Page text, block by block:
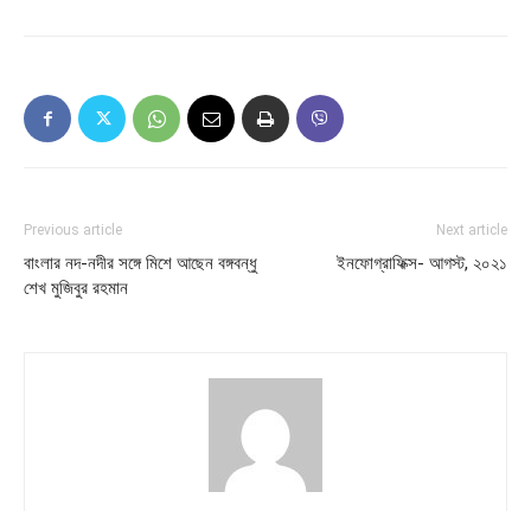
Previous article
বাংলার নদ-নদীর সঙ্গে মিশে আছেন বঙ্গবন্ধু
শেখ মুজিবুর রহমান
Next article
ইনফোগ্রাফিক্স- আগস্ট, ২০২১